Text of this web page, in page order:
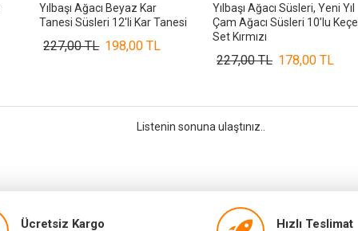
Yılbaşı Ağacı Beyaz Kar
Tanesi Süsleri 12'li Kar Tanesi
198,00 TL
227,00 TL
Yılbaşı Ağacı Süsleri, Yeni Yıl
Çam Ağacı Süsleri 10’lu Keçe
Set Kırmızı
178,00 TL
227,00 TL
Listenin sonuna ulaştınız..
Ücretsiz Kargo Hızlı Teslimat